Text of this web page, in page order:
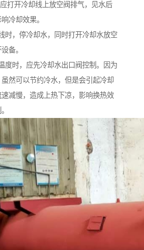
打开冷却线上放空阀排气，见水后
冷却效果。
时，停冷却水，同时打开冷却水放空
备。
度时，应先冷却水出口阀控制。因为
然可以节约冷水，但是会引起冷却
减慢，造成上热下凉，影响换热效